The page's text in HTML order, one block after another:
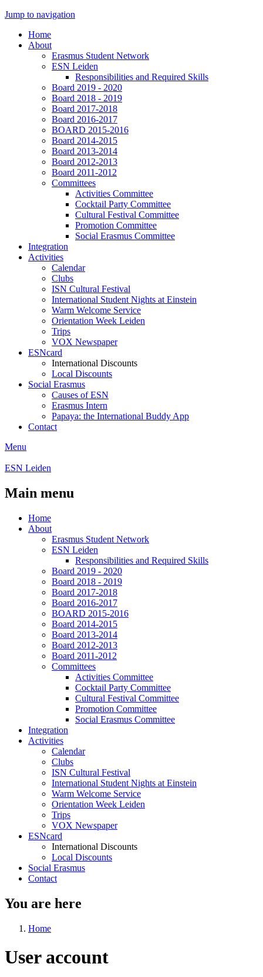
Jump to navigation
Home
About
Erasmus Student Network
ESN Leiden
Responsibilities and Required Skills
Board 2019 - 2020
Board 2018 - 2019
Board 2017-2018
Board 2016-2017
BOARD 2015-2016
Board 2014-2015
Board 2013-2014
Board 2012-2013
Board 2011-2012
Committees
Activities Committee
Cocktail Party Committee
Cultural Festival Committee
Promotion Committee
Social Erasmus Committee
Integration
Activities
Calendar
Clubs
ISN Cultural Festival
International Student Nights at Einstein
Warm Welcome Service
Orientation Week Leiden
Trips
VOX Newspaper
ESNcard
International Discounts
Local Discounts
Social Erasmus
Causes of ESN
Erasmus Intern
Papaya: the International Buddy App
Contact
Menu
ESN Leiden
Main menu
Home
About
Erasmus Student Network
ESN Leiden
Responsibilities and Required Skills
Board 2019 - 2020
Board 2018 - 2019
Board 2017-2018
Board 2016-2017
BOARD 2015-2016
Board 2014-2015
Board 2013-2014
Board 2012-2013
Board 2011-2012
Committees
Activities Committee
Cocktail Party Committee
Cultural Festival Committee
Promotion Committee
Social Erasmus Committee
Integration
Activities
Calendar
Clubs
ISN Cultural Festival
International Student Nights at Einstein
Warm Welcome Service
Orientation Week Leiden
Trips
VOX Newspaper
ESNcard
International Discounts
Local Discounts
Social Erasmus
Contact
You are here
Home
User account